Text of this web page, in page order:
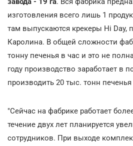
изготовления всего лишь 1
там выпускаются крекеры Hi Day,
Каролина. В общей сложности
тонну печенья в час и это не
году производство заработает в
производить 20 тыс. тонн печенья
"Сейчас на фабрике работает
течение двух лет планируется
сотрудников. При выходе